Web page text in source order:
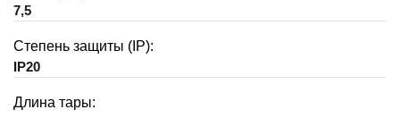
7,5
Степень защиты (IP):
IP20
Длина тары: